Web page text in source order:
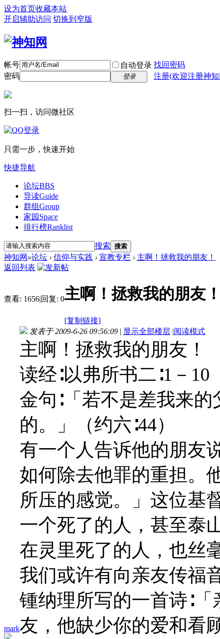
设为首页收藏本站
开启辅助访问 切换到窄版
帐号 自动登录 找回密码
密码
登录 注册(欢迎注册神
扫一扫，访问微社区
只需一步，快速开始
快捷导航
论坛BBS
导读Guide
群组Group
家园 Space
排行榜Ranklist
搜索 搜索
神知网 »论坛 › 信仰与实践 › 宣教专栏 › 主啊！拯救我的朋友！
返回列表
查看: 1656|回复: 0主啊！拯救我的朋友
[复制链接]
mark
发表于 2009-6-26 09:56:09 | 显示全部楼层 |阅读模式
主啊！拯救我的朋友！
读经∶以弗所书二∶1－10
金句∶「若不是差我来
的。」 （约六∶44）
有一个人告诉他的朋友
如何除去他罪的重担。
所压的感觉。」这位基
一个死了的人，甚至泰
在灵里死了的人，也丝
我们或许有向亲友传福
锺纳理所写的一首诗∶
友，他缺少你的爱和看